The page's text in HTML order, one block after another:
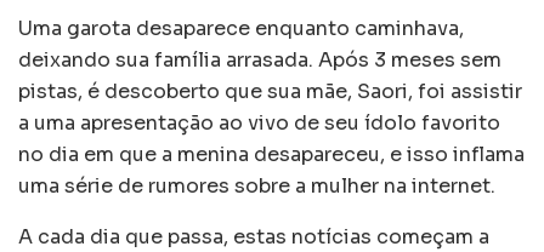
Uma garota desaparece enquanto caminhava,
deixando sua família arrasada. Após 3 meses sem
pistas, é descoberto que sua mãe, Saori, foi assistir
a uma apresentação ao vivo de seu ídolo favorito
no dia em que a menina desapareceu, e isso inflama
uma série de rumores sobre a mulher na internet.
A cada dia que passa, estas notícias começam a